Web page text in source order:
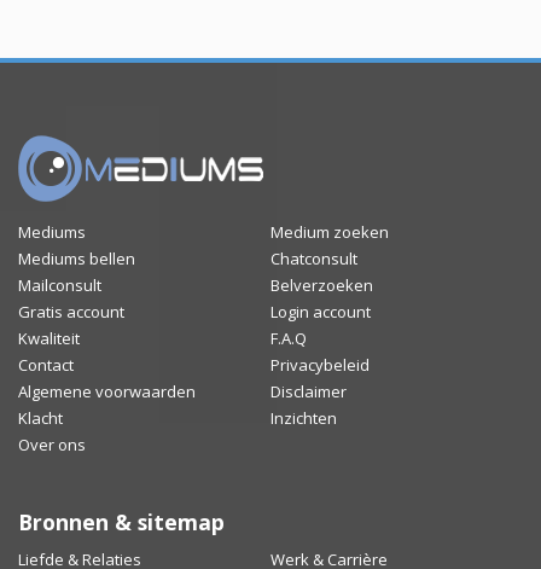
Mediums
Medium zoeken
Mediums bellen
Chatconsult
Mailconsult
Belverzoeken
Gratis account
Login account
Kwaliteit
F.A.Q
Contact
Privacybeleid
Algemene voorwaarden
Disclaimer
Klacht
Inzichten
Over ons
Bronnen & sitemap
Liefde & Relaties Werk & Carrière